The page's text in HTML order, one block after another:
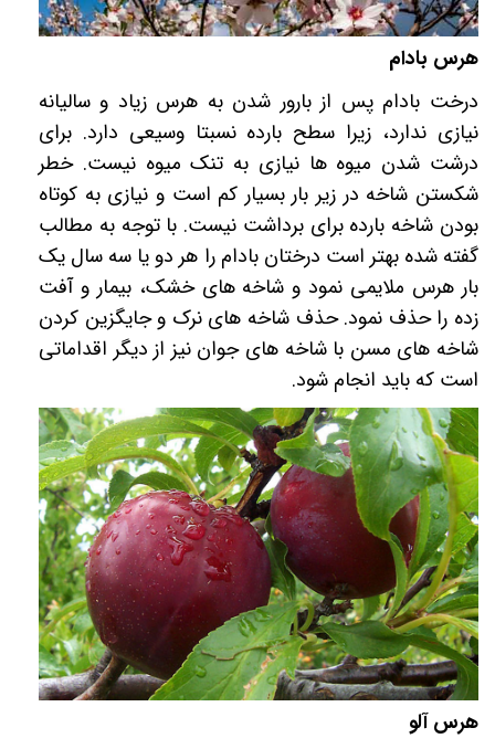
هرس بادام
درخت بادام پس از بارور شدن به هرس زیاد و سالیانه
نیازی ندارد، زیرا سطح بارده نسبتا وسیعی دارد. برای
درشت شدن میوه ها نیازی به تنک میوه نیست. خطر
شکستن شاخه در زیر بار بسیار کم است و نیازی به کوتاه
بودن شاخه بارده برای برداشت نیست. با توجه به مطالب
گفته شده بهتر است درختان بادام را هر دو یا سه سال یک
بار هرس ملایمی نمود و شاخه های خشک، بیمار و آفت
زده را حذف نمود. حذف شاخه های نرک و جایگزین کردن
شاخه های مسن با شاخه های جوان نیز از دیگر اقداماتی
است که باید انجام شود.
هرس آلو